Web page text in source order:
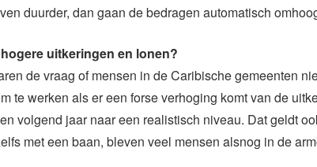
duurder, dan gaan de bedragen automatisch
uitkeringen en lonen?
de vraag of mensen in de Caribische gemeenten
te werken als er een forse verhoging komt van de
volgend jaar naar een realistisch niveau. Dat geldt
met een baan, bleven veel mensen alsnog in de